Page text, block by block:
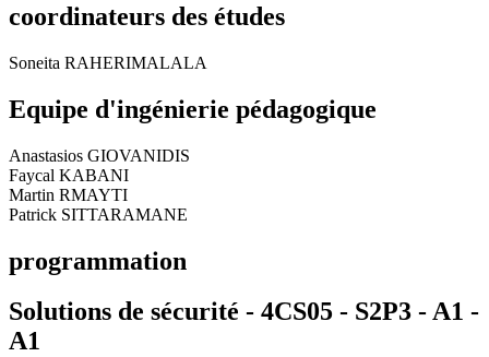
coordinateurs des études
Soneita RAHERIMALALA
Equipe d'ingénierie pédagogique
Anastasios GIOVANIDIS
Faycal KABANI
Martin RMAYTI
Patrick SITTARAMANE
programmation
Solutions de sécurité - 4CS05 - S2P3 - A1 -
A1